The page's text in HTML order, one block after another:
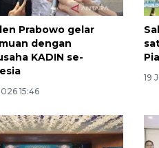
Prabowo gelar
dengan
KADIN se-
15:46
19